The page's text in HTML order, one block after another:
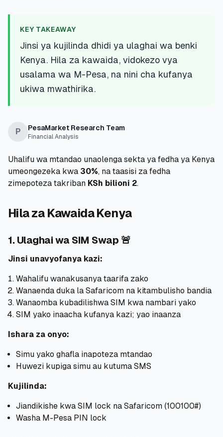
🏢Mikopo ya Biashara
🏦Akaunti za Akiba
Hazina ya Mikopo
🌍Tuma Pesa
Blogu
🏢KAMPUNI
📧Wasiliana Nasi
🎯Tafuta Mkopo Wako Bora
KEY TAKEAWAY
Jinsi ya kujilinda dhidi ya ulaghai wa benki
Kenya. Hila za kawaida, vidokezo vya
usalama wa M-Pesa, na nini cha kufanya
ukiwa mwathirika.
P PesaMarket Research Team
Financial Analysis
Uhalifu wa mtandao unaolenga sekta ya fedha ya Kenya
umeongezeka kwa 30%, na taasisi za fedha
zimepoteza takriban KSh bilioni 2.
Hila za Kawaida Kenya
1. Ulaghai wa SIM Swap 🚨
Jinsi unavyofanya kazi:
Wahalifu wanakusanya taarifa zako
Wanaenda duka la Safaricom na kitambulisho bandia
Wanaomba kubadilishwa SIM kwa nambari yako
SIM yako inaacha kufanya kazi; yao inaanza
Ishara za onyo:
Simu yako ghafla inapoteza mtandao
Huwezi kupiga simu au kutuma SMS
Kujilinda:
Jiandikishe kwa SIM lock na Safaricom (100100#)
Washa M-Pesa PIN lock